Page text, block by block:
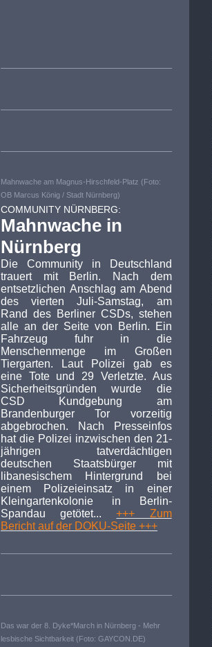
Mahnwache am Magnus-Hirschfeld-Platz (Foto:
OB Marcus König / Stadt Nürnberg)
COMMUNITY NÜRNBERG:
Mahnwache in
Nürnberg
Die Community in Deutschland
trauert mit Berlin. Nach dem
entsetzlichen Anschlag am Abend
des vierten Juli-Samstag, am
Rand des Berliner CSDs, stehen
alle an der Seite von Berlin. Ein
Fahrzeug fuhr in die
Menschenmenge im Großen
Tiergarten. Laut Polizei gab es
eine Tote und 29 Verletzte. Aus
Sicherheitsgründen wurde die
CSD Kundgebung am
Brandenburger Tor vorzeitig
abgebrochen. Nach Presseinfos
hat die Polizei inzwischen den 21-
jährigen tatverdächtigen
deutschen Staatsbürger mit
libanesischem Hintergrund bei
einem Polizeieinsatz in einer
Kleingartenkolonie in Berlin-
Spandau getötet...
+++ Zum
Bericht auf der DOKU-Seite +++
Das war der 8. Dyke*March in Nürnberg - Mehr
lesbische Sichtbarkeit (Foto: GAYCON.DE)